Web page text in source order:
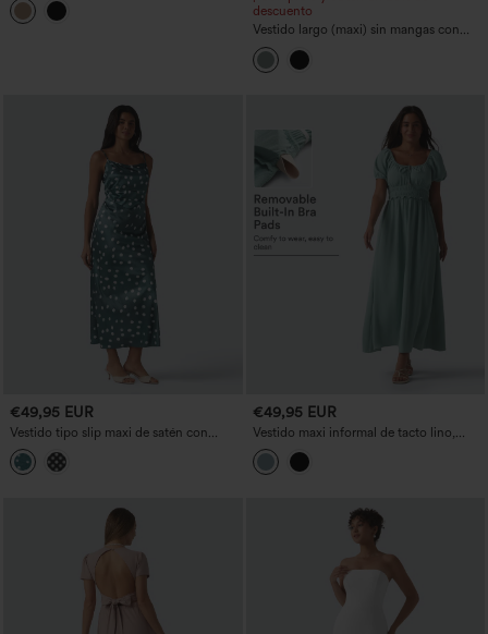
integrado, efecto lino y bolsillos
descuento
Vestido largo (maxi) sin mangas con
escote en U y detalle cruzado en la
espalda, en mezcla de lino, fluido, con
bolsillos
€49,95 EUR
Vestido tipo slip maxi de satén con
estampado de lunares, cremallera
invisible, fruncido y lazada en la espalda
— para damas de honor y invitadas de
€49,95 EUR
Vestido maxi informal de tacto lino,
escote cuadrado, mangas abullonadas,
fruncido, con sujetador incorporado,
fluido y con bolsillos